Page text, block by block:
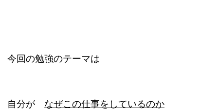
今回の勉強のテーマは
自分が なぜこの仕事をしているのか